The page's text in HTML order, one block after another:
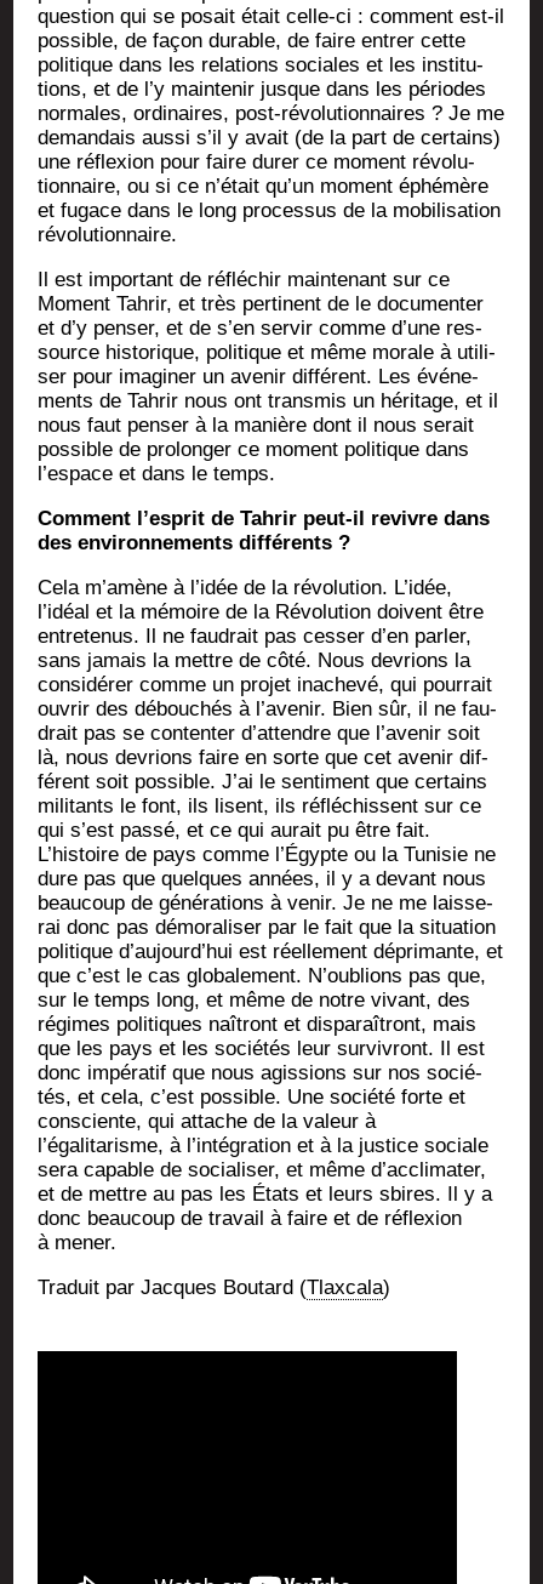
ques­tion qui se posait était celle-ci : com­ment est-il
pos­sible, de façon durable, de faire entrer cette
poli­tique dans les rela­tions sociales et les ins­ti­tu­
tions, et de l’y main­te­nir jusque dans les périodes
nor­males, ordi­naires, post-révo­lu­tion­naires ? Je me
deman­dais aus­si s’il y avait (de la part de cer­tains)
une réflexion pour faire durer ce moment révo­lu­
tion­naire, ou si ce n’était qu’un moment éphé­mère
et fugace dans le long pro­ces­sus de la mobi­li­sa­tion
révolutionnaire.
Il est impor­tant de réflé­chir main­te­nant sur ce
Moment Tah­rir, et très per­ti­nent de le docu­men­ter
et d’y pen­ser, et de s’en ser­vir comme d’une res­
source his­to­rique, poli­tique et même morale à uti­li­
ser pour ima­gi­ner un ave­nir dif­fé­rent. Les évé­ne­
ments de Tah­rir nous ont trans­mis un héri­tage, et il
nous faut pen­ser à la manière dont il nous serait
pos­sible de pro­lon­ger ce moment poli­tique dans
l’espace et dans le temps.
Com­ment l’esprit de Tah­rir peut-il revivre dans
des envi­ron­ne­ments différents ?
Cela m’amène à l’idée de la révo­lu­tion. L’idée,
l’idéal et la mémoire de la Révo­lu­tion doivent être
entre­te­nus. Il ne fau­drait pas ces­ser d’en par­ler,
sans jamais la mettre de côté. Nous devrions la
consi­dé­rer comme un pro­jet inache­vé, qui pour­rait
ouvrir des débou­chés à l’avenir. Bien sûr, il ne fau­
drait pas se conten­ter d’attendre que l’avenir soit
là, nous devrions faire en sorte que cet ave­nir dif­
fé­rent soit pos­sible. J’ai le sen­ti­ment que cer­tains
mili­tants le font, ils lisent, ils réflé­chissent sur ce
qui s’est pas­sé, et ce qui aurait pu être fait.
L’histoire de pays comme l’Égypte ou la Tuni­sie ne
dure pas que quelques années, il y a devant nous
beau­coup de géné­ra­tions à venir. Je ne me lais­se­
rai donc pas démo­ra­li­ser par le fait que la situa­tion
poli­tique d’aujourd’hui est réel­le­ment dépri­mante, et
que c’est le cas glo­ba­le­ment. N’oublions pas que,
sur le temps long, et même de notre vivant, des
régimes poli­tiques naî­tront et dis­pa­raî­tront, mais
que les pays et les socié­tés leur sur­vi­vront. Il est
donc impé­ra­tif que nous agis­sions sur nos socié­
tés, et cela, c’est pos­sible. Une socié­té forte et
consciente, qui attache de la valeur à
l’égalitarisme, à l’intégration et à la jus­tice sociale
sera capable de socia­li­ser, et même d’acclimater,
et de mettre au pas les États et leurs sbires. Il y a
donc beau­coup de tra­vail à faire et de réflexion
à mener.
Tra­duit par Jacques Bou­tard (Tlax­ca­la)